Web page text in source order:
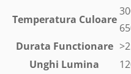
Temperatura Culoare
Durata Functionare
Unghi Lumina